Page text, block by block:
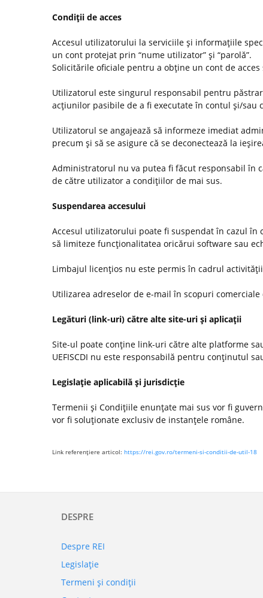
Condiţii de acces
Accesul utilizatorului la serviciile şi informaţiile
un cont protejat prin “nume utilizator” şi “parolă”.
Solicitările oficiale pentru a obţine un cont de
Utilizatorul este singurul responsabil pentru
acţiunilor pasibile de a fi executate în contul şi/sau
Utilizatorul se angajează să informeze imediat
precum şi să se asigure că se deconectează la
Administratorul nu va putea fi făcut responsabil în
de către utilizator a condiţiilor de mai sus.
Suspendarea accesului
Accesul utilizatorului poate fi suspendat în cazul în
să limiteze funcţionalitatea oricărui software sau
Limbajul licenţios nu este permis în cadrul
Utilizarea adreselor de e-mail în scopuri
Legături (link-uri) către alte site-uri şi aplicaţii
Site-ul poate conţine link-uri către alte platforme
UEFISCDI nu este responsabilă pentru conţinutul
Legislaţie aplicabilă şi jurisdicţie
Termenii şi Condiţiile enunţate mai sus vor fi
vor fi soluţionate exclusiv de instanţele române.
Link referenţiere articol: https://rei.gov.ro/termeni-si-conditii-de-util-18
DESPRE
Despre REI
Legislaţie
Termeni şi condiţii